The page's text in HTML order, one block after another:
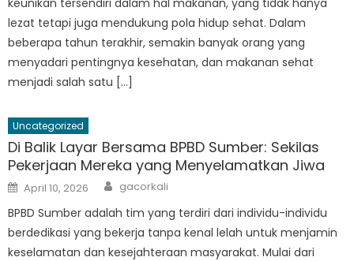
lezat tetapi juga mendukung pola hidup sehat. Dalam
beberapa tahun terakhir, semakin banyak orang yang
menyadari pentingnya kesehatan, dan makanan sehat
menjadi salah satu […]
Uncategorized
Di Balik Layar Bersama BPBD Sumber: Sekilas
Pekerjaan Mereka yang Menyelamatkan Jiwa
Posted
on
April 10, 2026 Author
gacorkali
BPBD Sumber adalah tim yang terdiri dari individu-individu
berdedikasi yang bekerja tanpa kenal lelah untuk menjamin
keselamatan dan kesejahteraan masyarakat. Mulai dari